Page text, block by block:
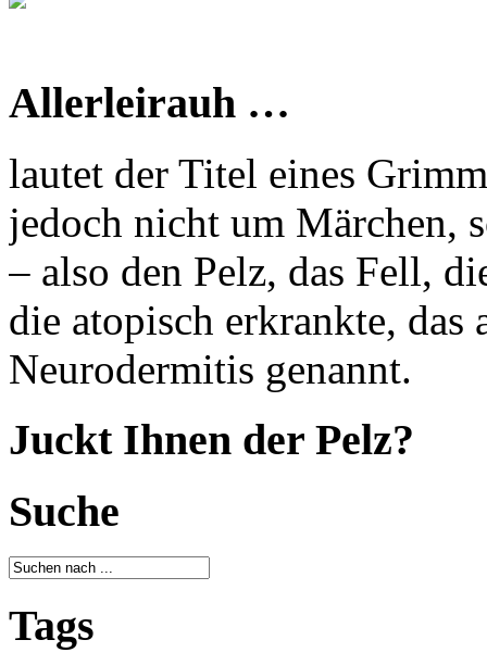
Allerleirauh …
lautet der Titel eines
jedoch nicht um Märchen,
– also den Pelz, das Fell,
die atopisch erkrankte,
Neurodermitis genannt.
Juckt Ihnen der Pelz?
Suche
Tags